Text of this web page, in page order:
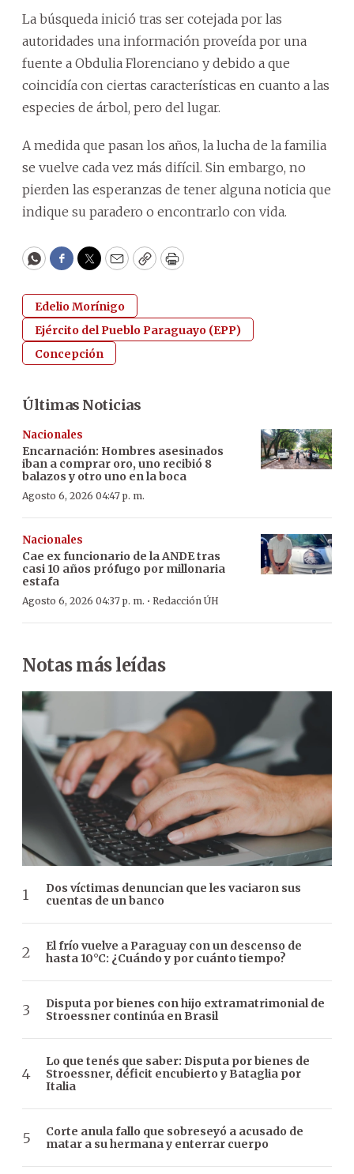
La búsqueda inició tras ser cotejada por las
autoridades una información proveída por una
fuente a Obdulia Florenciano y debido a que
coincidía con ciertas características en cuanto a las
especies de árbol, pero del lugar.
A medida que pasan los años, la lucha de la familia
se vuelve cada vez más difícil. Sin embargo, no
pierden las esperanzas de tener alguna noticia que
indique su paradero o encontrarlo con vida.
WhatsApp
Facebook
Twitter
EmailCopyPrint
Edelio Morínigo
Ejército del Pueblo Paraguayo (EPP)
Concepción
Últimas Noticias
Nacionales
Encarnación: Hombres asesinados
iban a comprar oro, uno recibió 8
balazos y otro uno en la boca
Agosto 6, 2026 04:47 p. m.
Nacionales
Cae ex funcionario de la ANDE tras
casi 10 años prófugo por millonaria
estafa
Agosto 6, 2026 04:37 p. m. · Redacción ÚH
Notas más leídas
Dos víctimas denuncian que les vaciaron sus
cuentas de un banco
El frío vuelve a Paraguay con un descenso de
hasta 10°C: ¿Cuándo y por cuánto tiempo?
Disputa por bienes con hijo extramatrimonial de
Stroessner continúa en Brasil
Lo que tenés que saber: Disputa por bienes de
Stroessner, déficit encubierto y Bataglia por
Italia
Corte anula fallo que sobreseyó a acusado de
matar a su hermana y enterrar cuerpo